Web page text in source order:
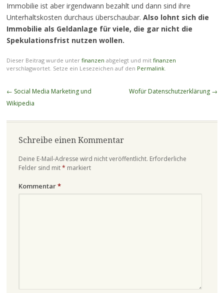
Immobilie ist aber irgendwann bezahlt und dann sind ihre
Unterhaltskosten durchaus überschaubar. Also lohnt sich die
Immobilie als Geldanlage für viele, die gar nicht die
Spekulationsfrist nutzen wollen.
Dieser Beitrag wurde unter finanzen abgelegt und mit finanzen
verschlagwortet. Setze ein Lesezeichen auf den Permalink.
Beitragsnavigation
← Social Media Marketing und
Wikipedia
Wofür Datenschutzerklärung →
Schreibe einen Kommentar
Deine E-Mail-Adresse wird nicht veröffentlicht. Erforderliche
Felder sind mit* markiert
Kommentar*